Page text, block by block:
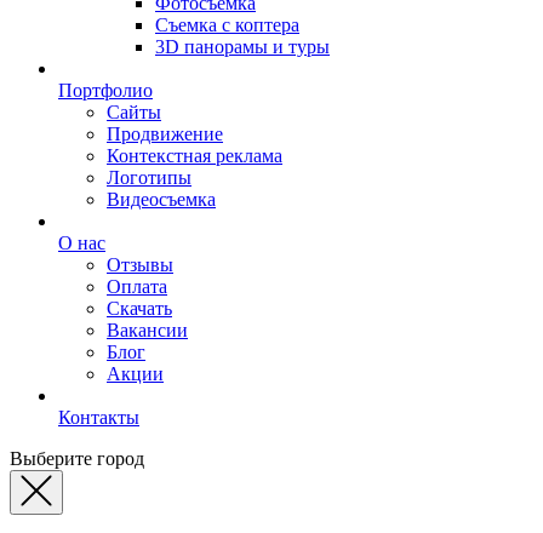
Съемка с коптера
3D панорамы и туры
Портфолио
Сайты
Продвижение
Контекстная реклама
Логотипы
Видеосъемка
О нас
Отзывы
Оплата
Скачать
Вакансии
Блог
Акции
Контакты
Выберите город